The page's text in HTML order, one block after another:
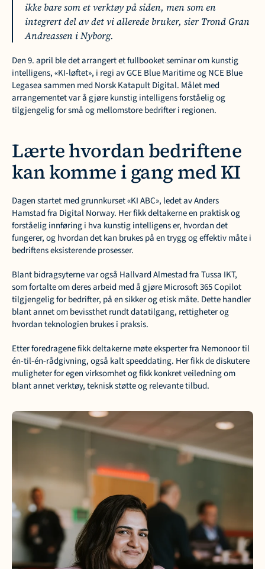
ikke bare som et verktøy på siden, men som en
integrert del av det vi allerede bruker, sier Trond Gran
Andreassen i Nyborg.
Den 9. april ble det arrangert et fullbooket seminar om kunstig
intelligens, «KI-løftet», i regi av GCE Blue Maritime og NCE Blue
Legasea sammen med Norsk Katapult Digital. Målet med
arrangementet var å gjøre kunstig intelligens forståelig og
tilgjengelig for små og mellomstore bedrifter i regionen.
Lærte hvordan bedriftene
kan komme i gang med KI
Dagen startet med grunnkurset «KI ABC», ledet av Anders
Hamstad fra Digital Norway. Her fikk deltakerne en praktisk og
forståelig innføring i hva kunstig intelligens er, hvordan det
fungerer, og hvordan det kan brukes på en trygg og effektiv måte i
bedriftens eksisterende prosesser.
Blant bidragsyterne var også Hallvard Almestad fra Tussa IKT,
som fortalte om deres arbeid med å gjøre Microsoft 365 Copilot
tilgjengelig for bedrifter, på en sikker og etisk måte. Dette handler
blant annet om bevissthet rundt datatilgang, rettigheter og
hvordan teknologien brukes i praksis.
Etter foredragene fikk deltakerne møte eksperter fra Nemonoor til
én-til-én-rådgivning, også kalt speeddating. Her fikk de diskutere
muligheter for egen virksomhet og fikk konkret veiledning om
blant annet verktøy, teknisk støtte og relevante tilbud.